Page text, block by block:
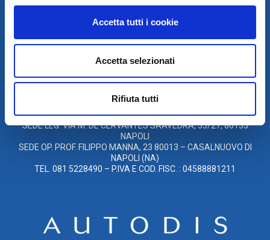
Accetta tutti i cookie
Accetta selezionati
Rifiuta tutti
DI TELEASSISTENZA
© 2021
SOCIETÀ SOGGETTA A DIREZIONE E COORDINAMENTO DELLA
AUTODIS ITALIA HOLDING S.R.L.
SEDE LEG. VIA M. DE CERVANTES SAAVEDRA, 55/27, 80133
NAPOLI
SEDE OP. PROF. FILIPPO MANNA, 23 80013 – CASALNUOVO DI
NAPOLI (NA)
TEL. 081 5228490 – P.IVA E COD. FISC. : 04588881211